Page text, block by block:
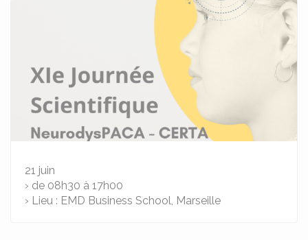
21 juin
› de 08h30 à 17h00
› Lieu : EMD Business School, Marseille